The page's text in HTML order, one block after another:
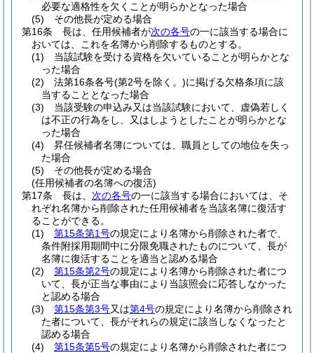
必要な適格性を欠くことが明らかとなった場合
(5)
その他長が定める場合
第16条
長は、任用候補者が次の各号の一に該当する場合に
おいては、これを名簿から削除するものとする。
(1)
当該試験を受ける資格を欠いていることが明らかとな
った場合
(2)
法第16条各号(第2号を除く。)に掲げる欠格条項に該
当することとなった場合
(3)
当該受験の申込み又は当該試験において、虚偽若しく
は不正の行為をし、又はしようとしたことが明らかとな
った場合
(4)
昇任候補者名簿については、職員としての地位を失っ
た場合
(5)
その他長が定める場合
(任用候補者の名簿への復活)
第17条
長は、 次の各号の一に該当する場合においては、そ
れぞれ名簿から削除された任用候補者を当該名簿に復活す
ることができる。
(1)
第15条第1号の規定により名簿から削除された者で、
条件附採用期間中に分限免職されたものについて、長が
名簿に復活することを適当と認める場合
(2)
第15条第2号の規定により名簿から削除された者につ
いて、長が正当な事由により当該照会に応答しなかった
と認める場合
(3)
第15条第3号又は第4号の規定により名簿から削除され
た者について、長がそれらの規定に該当しなくなったと
認める場合
(4)
第15条第5号の規定により名簿から削除された者につ